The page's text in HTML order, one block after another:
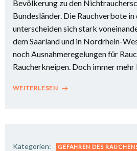
Bevölkerung zu den
Bundesländer. Die Rauchverbote
unterscheiden sich stark
dem Saarland und in Nordrhein-
noch Ausnahmeregelungen für
Raucherkneipen. Doch immer
WEITERLESEN
Kategorien: GEFAHREN DES